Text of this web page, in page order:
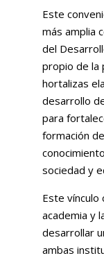
Este
más amplia
del
propio de la
hortalizas
desarrollo
para
formación
sociedad y
Este vínculo
academia y
desarrollar
ambas